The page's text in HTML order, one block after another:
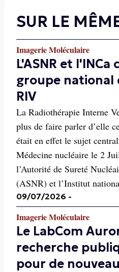
SUR LE
Imagerie Moléculaire
L'ASNR et l'INCa
groupe national
RIV
La Radiothérapie Interne
plus de faire parler d’elle
était en effet le sujet
Médecine nucléaire le 2
l’Autorité de Sureté
(ASNR) et l’Institut
09/07/2026 -
Imagerie Moléculaire
Le LabCom
recherche
pour de